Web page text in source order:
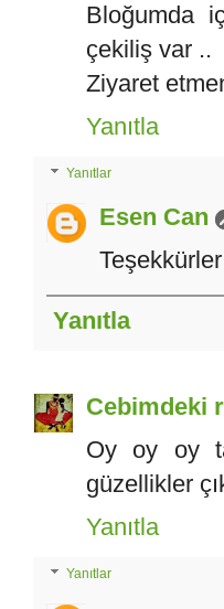
Bloğumda
çekiliş var ..
Ziyaret
Yanıtla
Yanıtlar
Esen Can
Yanıtla
Cebimdeki
Oy oy oy
güzellikler
Yanıtla
Yanıtlar